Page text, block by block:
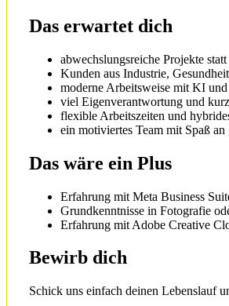
Das erwartet dich
abwechslungsreiche Projekte
Kunden aus Industrie,
moderne Arbeitsweise mit KI
viel Eigenverantwortung und
flexible Arbeitszeiten und
ein motiviertes Team mit Spaß
Das wäre ein Plus
Erfahrung mit Meta Business
Grundkenntnisse in Fotografie
Erfahrung mit Adobe Creative
Bewirb dich
Schick uns einfach deinen Lebenslauf